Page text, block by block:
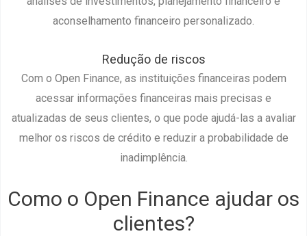
aconselhamento financeiro personalizado.
Redução de riscos
Com o Open Finance, as instituições financeiras podem
acessar informações financeiras mais precisas e
atualizadas de seus clientes, o que pode ajudá-las a avaliar
melhor os riscos de crédito e reduzir a probabilidade de
inadimplência.
Como o Open Finance ajudar os
clientes?